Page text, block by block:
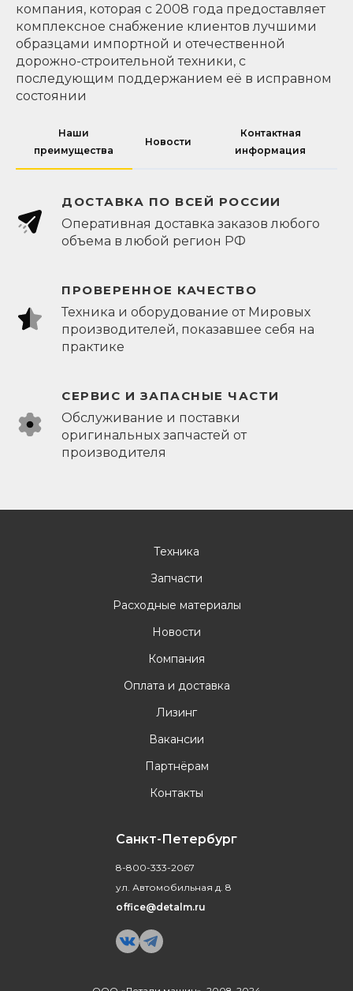
компания, которая с 2008 года предоставляет
комплексное снабжение клиентов лучшими
образцами импортной и отечественной
дорожно-строительной техники, с
последующим поддержанием её в исправном
состоянии
Наши
преимущества
Новости
Контактная
информация
ДОСТАВКА ПО ВСЕЙ РОССИИ
Оперативная доставка заказов любого
объема в любой регион РФ
ПРОВЕРЕННОЕ КАЧЕСТВО
Техника и оборудование от Мировых
производителей, показавшее себя на
практике
СЕРВИС И ЗАПАСНЫЕ ЧАСТИ
Обслуживание и поставки
оригинальных запчастей от
производителя
Техника
Запчасти
Расходные материалы
Новости
Компания
Оплата и доставка
Лизинг
Вакансии
Партнёрам
Контакты
Санкт-Петербург
8-800-333-2067
ул. Автомобильная д. 8
office@detalm.ru